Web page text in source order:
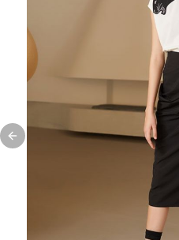
Previous slide